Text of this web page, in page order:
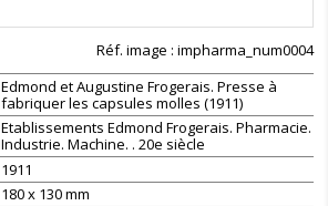
Réf. image : impharma_num0004
Edmond et Augustine Frogerais. Presse à
fabriquer les capsules molles (1911)
Etablissements Edmond Frogerais. Pharmacie.
Industrie. Machine. . 20e siècle
1911
180 x 130 mm